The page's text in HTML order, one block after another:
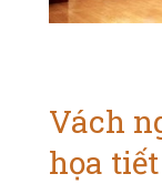
Vách
họa tiết